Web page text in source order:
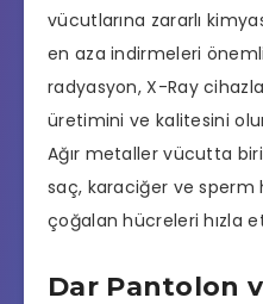
vücutlarına zararlı
en aza indirmeleri
radyasyon, X-Ray
üretimini ve kalitesini
Ağır metaller vücutta
saç, karaciğer ve sperm
çoğalan hücreleri hızla
Dar Pantolon